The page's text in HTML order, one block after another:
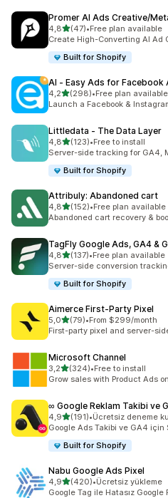
Promer AI Ads Creative/
4,85 yıldız üzerinden
(47)
toplam 47 değerlendirme
•Free plan available
Create High-Converting AI Ad
Built for Shopify
AI ‑ Easy Ads for Facebook
4,25 yıldız üzerinden
(298)
toplam 298 değerlendirme
•Free plan available
Launch a Facebook &
Littledata ‑ The Data Layer
4,85 yıldız üzerinden
(123)
toplam 123 değerlendirme
•Free to install
Server-side tracking for GA4,
Built for Shopify
Attribuly: Abandoned cart
4,85 yıldız üzerinden
(152)
toplam 152 değerlendirme
•Free plan available
Abandoned cart recovery &
TagFly Google Ads, GA4 &
4,85 yıldız üzerinden
(137)
toplam 137 değerlendirme
•Free plan available
Server-side conversion
Built for Shopify
Aimerce First‑Party Pixel
5,05 yıldız üzerinden
(79)
toplam 79 değerlendirme
•From $299/month
First-party pixel and server-
Microsoft Channel
3,25 yıldız üzerinden
(324)
toplam 324 değerlendirme
•Free to install
Grow sales with Product Ads
∞ Google Reklam Takibi ve
4,95 yıldız üzerinden
(191)
toplam 191 değerlendirme
•Ücretsiz deneme
Google Ads Takibi ve GA4 için
Built for Shopify
Nabu Google Ads Pixel
4,95 yıldız üzerinden
(420)
toplam 420 değerlendirme
•Ücretsiz yükleme
Google Tag ile Hatasız Google